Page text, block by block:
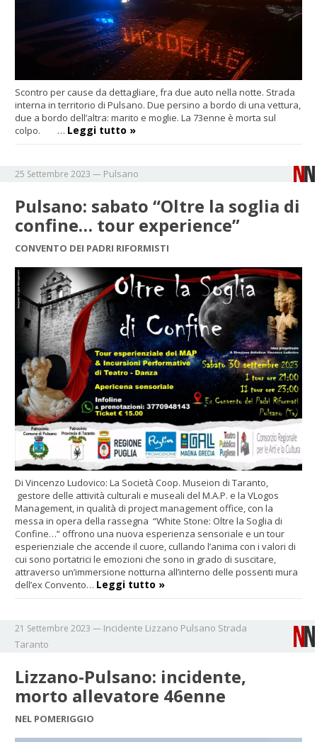
Scontro per cause da dettagliare, fra due auto nella notte. Strada
interna in territorio di Pulsano. Due persino a bordo di una vettura,
due a bordo dell’altra: marito e moglie. La 73enne è morta sul
colpo. … Leggi tutto »
25 Settembre 2023 — Pulsano
Pulsano: sabato “Oltre la soglia di
confine… tour experience”
CONVENTO DEI PADRI RIFORMISTI
Di Vincenzo Ludovico: La Società Coop. Museion di Taranto,
gestore delle attività culturali e museali del M.A.P. e la VLogos
Management, in qualità di project management office, con la
messa in opera della rassegna “White Stone: Oltre la Soglia di
Confine…” offrono una nuova esperienza sensoriale e un tour
esperienziale che accende il cuore, cullando l’anima con i valori di
cui sono portatrici le emozioni che sono in grado di suscitare,
attraverso un’immersione notturna all’interno delle possenti mura
dell’ex Convento… Leggi tutto »
21 Settembre 2023 — Incidente Lizzano Pulsano Strada
Taranto
Lizzano-Pulsano: incidente,
morto allevatore 46enne
NEL POMERIGGIO